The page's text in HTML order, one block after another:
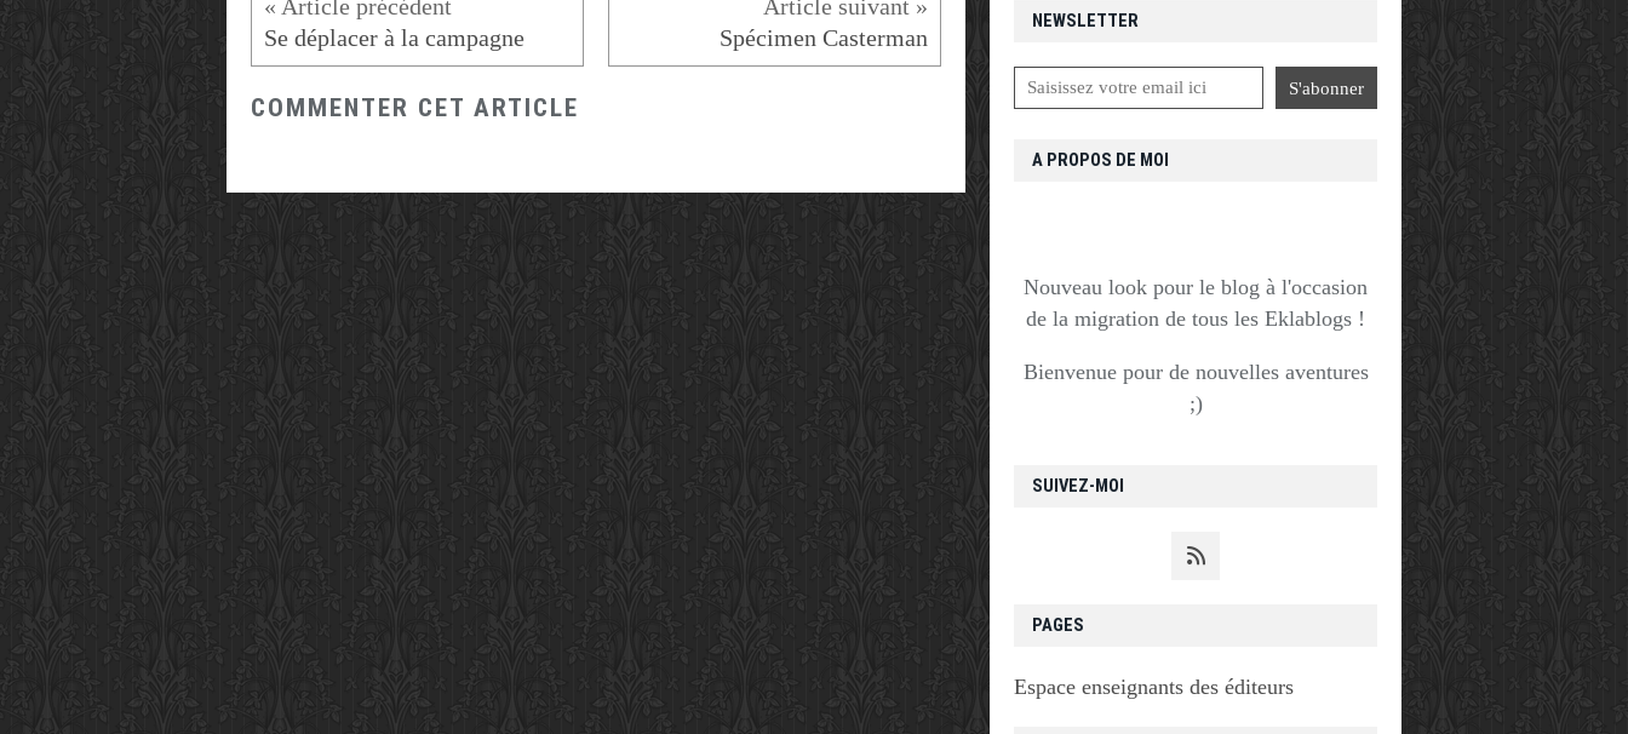
Se déplacer à la campagne Spécimen Casterman
COMMENTER CET ARTICLE
NEWSLETTER
SUIVEZ-MOI
PAGES
Espace enseignants des éditeurs
A PROPOS DE MOI
Nouveau look pour le blog à l'occasion
de la migration de tous les Eklablogs !
Bienvenue pour de nouvelles aventures
;)